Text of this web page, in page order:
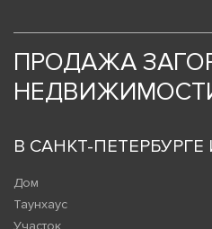
ПРОДАЖА
В САНКТ-ПЕТЕРБУРГЕ
Дом
Таунхаус